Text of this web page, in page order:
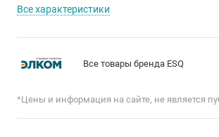
Все характеристики
Все товары бренда ESQ
*Цены и информация на сайте, не является